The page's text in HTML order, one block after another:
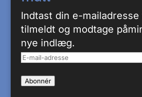
Indtast din e-
tilmeldt og modtage
nye indlæg.
E-
adresse
Abonnér